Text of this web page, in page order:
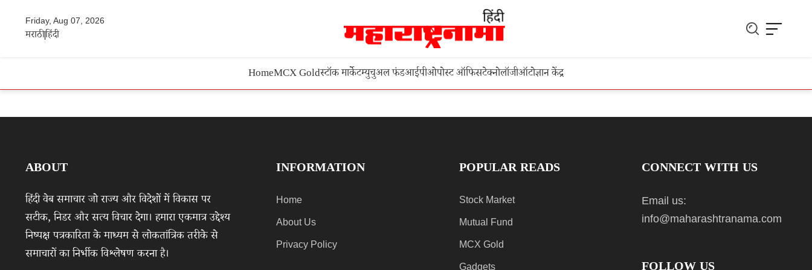
Friday, Aug 07, 2026
मराठीहिंदी
HomeMCX Goldस्टॉक मार्केटम्युचुअल फंडआईपीओपोस्ट ऑफिसटेक्नोलॉजीऑटोज्ञान केंद्र
ABOUT
हिंदी वेब समाचार जो राज्य और विदेशों में विकास पर
सटीक, निडर और सत्य विचार देगा। हमारा एकमात्र उद्देश्य
निष्पक्ष पत्रकारिता के माध्यम से लोकतांत्रिक तरीके से
समाचारों का निर्भीक विश्लेषण करना है।
INFORMATION
Home
About Us
Privacy Policy
POPULAR READS
Stock Market
Mutual Fund
MCX Gold
Gadgets
CONNECT WITH US
Email us:
info@maharashtranama.com